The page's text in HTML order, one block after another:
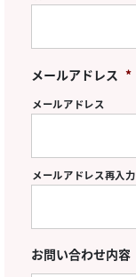
メールアドレス *
メールアドレス
メールアドレス再入力
お問い合わせ内容